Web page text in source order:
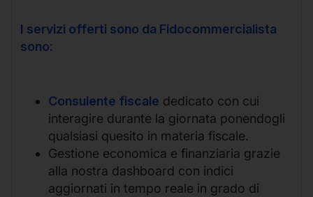
I servizi offerti sono da Fidocommercialista
sono:
Consulente fiscale dedicato con cui
interagire durante la giornata ponendogli
qualsiasi quesito in materia fiscale.
Gestione economica e finanziaria grazie
alla nostra dashboard con indici
aggiornati in tempo reale in grado di